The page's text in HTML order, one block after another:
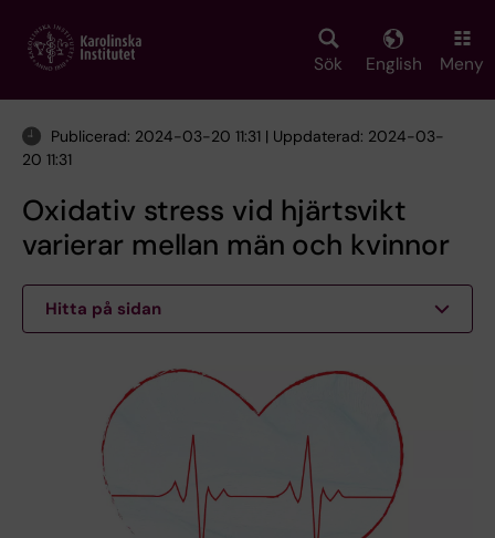
main
Sök English Meny
Publicerad: 2024-03-20 11:31 | Uppdaterad: 2024-03-
20 11:31
Oxidativ stress vid hjärtsvikt
varierar mellan män och kvinnor
Hitta på sidan